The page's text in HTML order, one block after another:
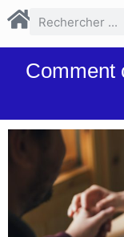
Comment